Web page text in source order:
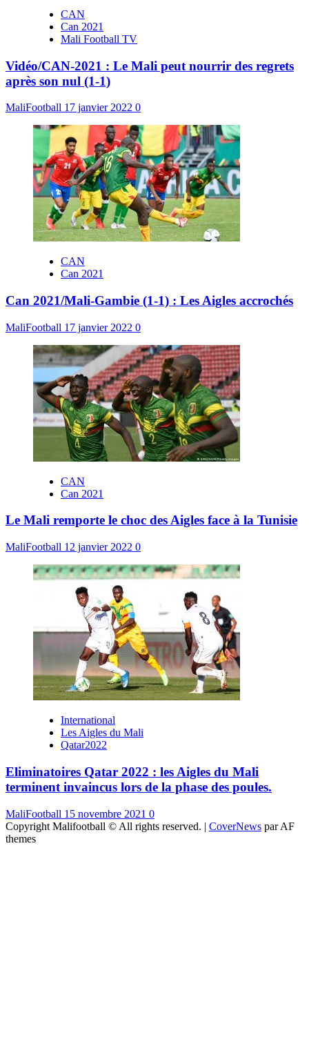
CAN
Can 2021
Mali Football TV
Vidéo/CAN-2021 : Le Mali peut nourrir des regrets
après son nul (1-1)
MaliFootball 17 janvier 2022 0
CAN
Can 2021
Can 2021/Mali-Gambie (1-1) : Les Aigles accrochés
MaliFootball 17 janvier 2022 0
CAN
Can 2021
Le Mali remporte le choc des Aigles face à la Tunisie
MaliFootball 12 janvier 2022 0
International
Les Aigles du Mali
Qatar2022
Eliminatoires Qatar 2022 : les Aigles du Mali
terminent invaincus lors de la phase des poules.
MaliFootball 15 novembre 2021 0
Copyright Malifootball © All rights reserved. | CoverNews par AF
themes